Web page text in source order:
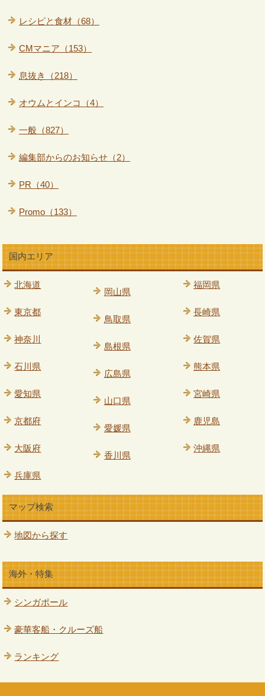
レシピと食材（68）
CMマニア（153）
息抜き（218）
オウムとインコ（4）
一般（827）
編集部からのお知らせ（2）
PR（40）
Promo（133）
国内エリア
北海道
東京都
神奈川
石川県
愛知県
京都府
大阪府
兵庫県
岡山県
鳥取県
島根県
広島県
山口県
愛媛県
香川県
福岡県
長崎県
佐賀県
熊本県
宮崎県
鹿児島
沖縄県
マップ検索
地図から探す
海外・特集
シンガポール
豪華客船・クルーズ船
ランキング